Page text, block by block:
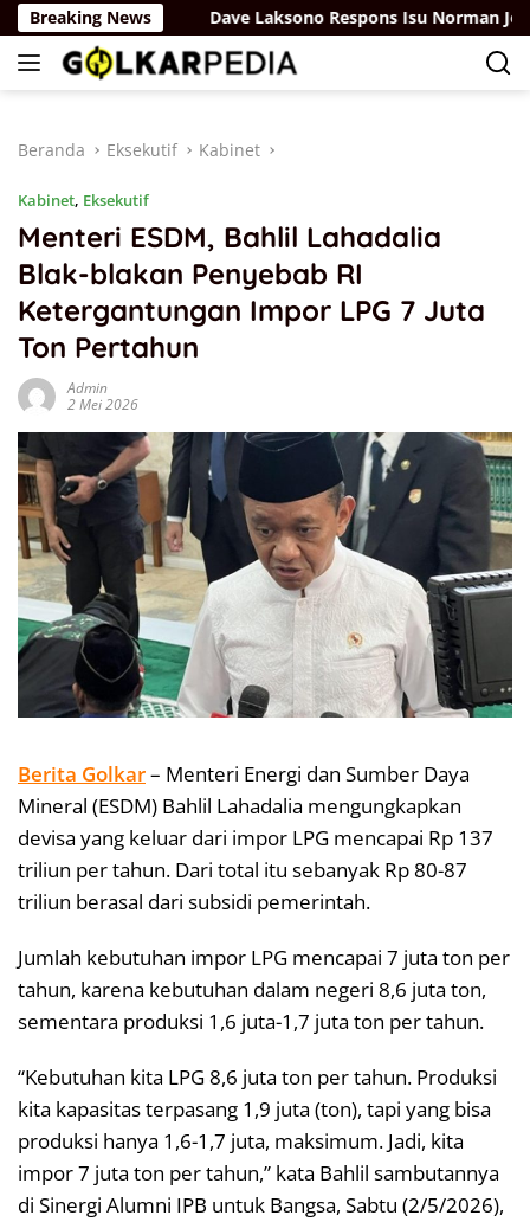
Langsung
ke
konten
Breaking News
Sisdiknas Dave Laksono Respons Isu Norman
Beranda Eksekutif Kabinet
Kabinet, Eksekutif
Menteri ESDM, Bahlil Lahadalia
Blak-blakan Penyebab RI
Ketergantungan Impor LPG 7 Juta
Ton Pertahun
Admin
2 Mei 2026
Berita Golkar– Menteri Energi dan Sumber Daya
Mineral (ESDM) Bahlil Lahadalia mengungkapkan
devisa yang keluar dari impor LPG mencapai Rp 137
triliun per tahun. Dari total itu sebanyak Rp 80-87
triliun berasal dari subsidi pemerintah.
Jumlah kebutuhan impor LPG mencapai 7 juta ton per
tahun, karena kebutuhan dalam negeri 8,6 juta ton,
sementara produksi 1,6 juta-1,7 juta ton per tahun.
“Kebutuhan kita LPG 8,6 juta ton per tahun. Produksi
kita kapasitas terpasang 1,9 juta (ton), tapi yang bisa
produksi hanya 1,6-1,7 juta, maksimum. Jadi, kita
impor 7 juta ton per tahun,” kata Bahlil sambutannya
di Sinergi Alumni IPB untuk Bangsa, Sabtu (2/5/2026),